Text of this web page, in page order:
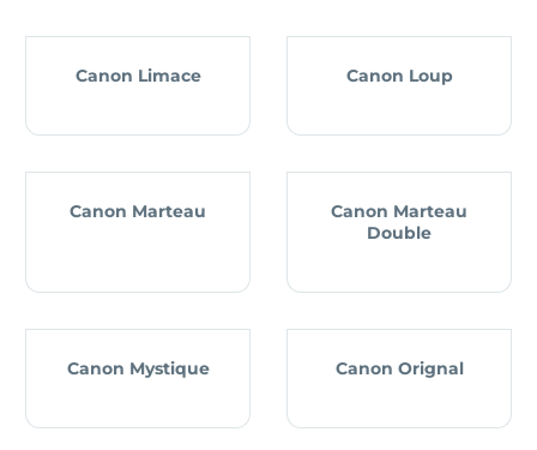
Canon Limace Canon Loup
Canon Marteau
Canon Marteau
Double
Canon Mystique Canon Orignal